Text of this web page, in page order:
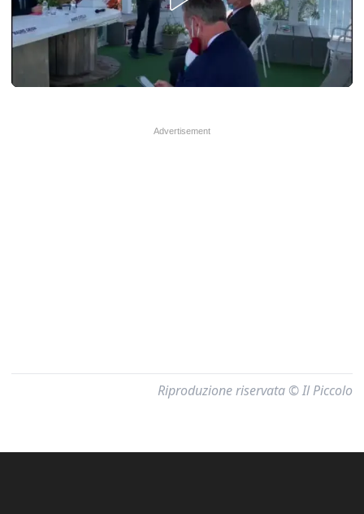
Riproduzione riservata © Il Piccolo